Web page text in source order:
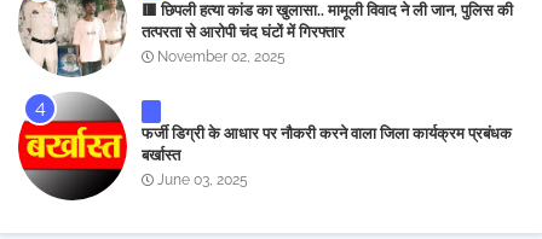
🟥 छिपली हत्या कांड का खुलासा.. मामूली विवाद ने ली जान, पुलिस की
तत्परता से आरोपी चंद घंटों में गिरफ्तार
November 02, 2025
फर्जी डिग्री के आधार पर नौकरी करने वाला जिला कार्यक्रम प्रबंधक
बर्खास्त
June 03, 2025